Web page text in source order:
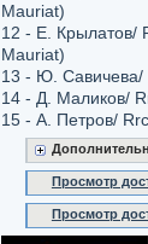
Mauriat)
12 - Е. Крылатов/
Mauriat)
13 - Ю. Савичева/
14 - Д. Маликов/
15 - А. Петров/
Просмотр
Просмотр